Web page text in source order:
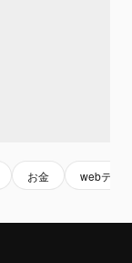
お金 webテン